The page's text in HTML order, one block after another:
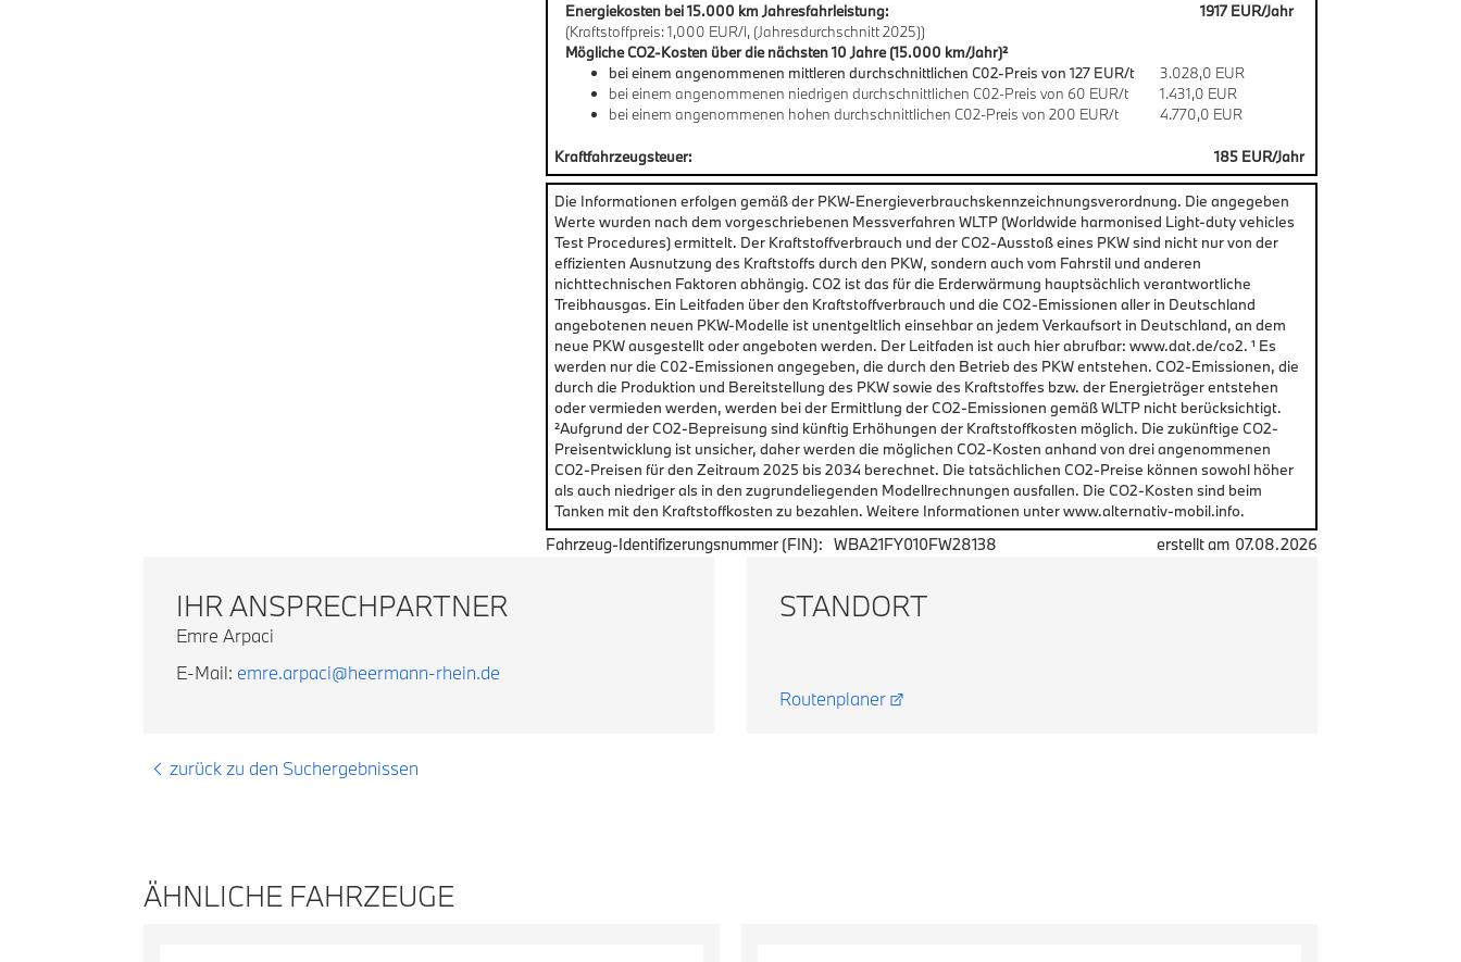
Energiekosten bei 15.000 km Jahresfahrleistung:
1917 EUR/Jahr
(Kraftstoffpreis: 1,000 EUR/l, (Jahresdurchschnitt 2025))
Mögliche CO2-Kosten über die nächsten 10 Jahre (15.000 km/Jahr)²
bei einem angenommenen mittleren durchschnittlichen C02-Preis von 127 EUR/t
3.028,0 EUR
bei einem angenommenen niedrigen durchschnittlichen C02-Preis von 60 EUR/t
1.431,0 EUR
bei einem angenommenen hohen durchschnittlichen C02-Preis von 200 EUR/t
4.770,0 EUR
Kraftfahrzeugsteuer: 185 EUR/Jahr
Die Informationen erfolgen gemäß der PKW-Energieverbrauchskennzeichnungsverordnung. Die angegeben
Werte wurden nach dem vorgeschriebenen Messverfahren WLTP (Worldwide harmonised Light-duty vehicles
Test Procedures) ermittelt. Der Kraftstoffverbrauch und der CO2-Ausstoß eines PKW sind nicht nur von der
effizienten Ausnutzung des Kraftstoffs durch den PKW, sondern auch vom Fahrstil und anderen
nichttechnischen Faktoren abhängig. CO2 ist das für die Erderwärmung hauptsächlich verantwortliche
Treibhausgas. Ein Leitfaden über den Kraftstoffverbrauch und die CO2-Emissionen aller in Deutschland
angebotenen neuen PKW-Modelle ist unentgeltlich einsehbar an jedem Verkaufsort in Deutschland, an dem
neue PKW ausgestellt oder angeboten werden. Der Leitfaden ist auch hier abrufbar: www.dat.de/co2. ¹ Es
werden nur die C02-Emissionen angegeben, die durch den Betrieb des PKW entstehen. CO2-Emissionen, die
durch die Produktion und Bereitstellung des PKW sowie des Kraftstoffes bzw. der Energieträger entstehen
oder vermieden werden, werden bei der Ermittlung der CO2-Emissionen gemäß WLTP nicht berücksichtigt.
²Aufgrund der CO2-Bepreisung sind künftig Erhöhungen der Kraftstoffkosten möglich. Die zukünftige CO2-
Preisentwicklung ist unsicher, daher werden die möglichen CO2-Kosten anhand von drei angenommenen
CO2-Preisen für den Zeitraum 2025 bis 2034 berechnet. Die tatsächlichen CO2-Preise können sowohl höher
als auch niedriger als in den zugrundeliegenden Modellrechnungen ausfallen. Die CO2-Kosten sind beim
Tanken mit den Kraftstoffkosten zu bezahlen. Weitere Informationen unter www.alternativ-mobil.info.
Fahrzeug-Identifizerungsnummer (FIN): WBA21FY010FW28138 erstellt am 07.08.2026
IHR ANSPRECHPARTNER
Emre Arpaci
E-Mail: emre.arpaci@heermann-rhein.de
STANDORT
Routenplaner
zurück zu den Suchergebnissen
ÄHNLICHE FAHRZEUGE